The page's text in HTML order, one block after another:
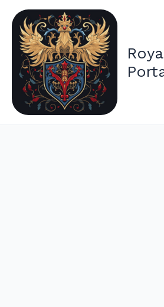
Inhalt
springen